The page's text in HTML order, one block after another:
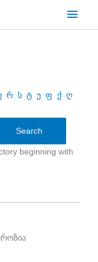
Main
რ ს ტ უ ფ ქ ღ
beginning with